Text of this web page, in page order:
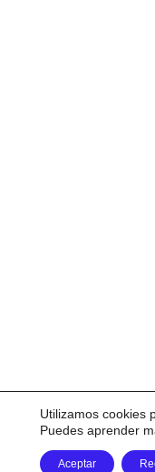
Utilizamos cookies
Puedes aprender
Aceptar